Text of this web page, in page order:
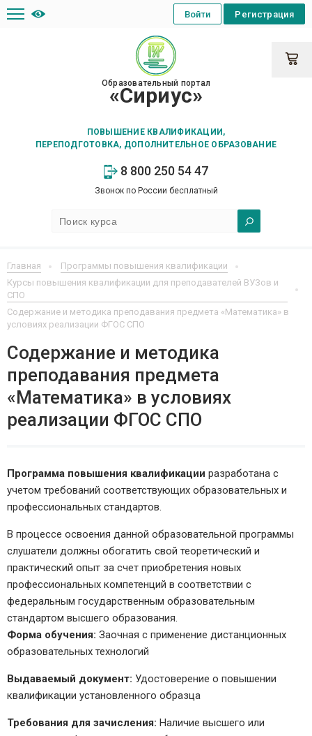
Образовательный портал
«Сириус»
ПОВЫШЕНИЕ КВАЛИФИКАЦИИ,
ПЕРЕПОДГОТОВКА, ДОПОЛНИТЕЛЬНОЕ ОБРАЗОВАНИЕ
8 800 250 54 47
Звонок по России бесплатный
Регистрация
Войти
Главная
Программы повышения квалификации
Курсы повышения квалификации для преподавателей ВУЗов и
СПО
Содержание и методика преподавания предмета «Математика» в
условиях реализации ФГОС СПО
Содержание и методика
преподавания предмета
«Математика» в условиях
реализации ФГОС СПО
Программа повышения квалификации разработана с
учетом требований соответствующих образовательных и
профессиональных стандартов.
В процессе освоения данной образовательной программы
слушатели должны обогатить свой теоретический и
практический опыт за счет приобретения новых
профессиональных компетенций в соответствии с
федеральным государственным образовательным
стандартом высшего образования.
Форма обучения: Заочная с применение дистанционных
образовательных технологий
Выдаваемый документ: Удостоверение о повышении
квалификации установленного образца
Требования для зачисления: Наличие высшего или